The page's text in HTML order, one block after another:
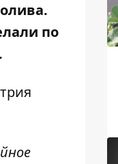
по